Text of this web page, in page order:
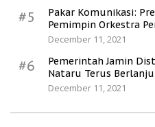
#5
Pakar Komunikasi:
Pemimpin Orkestra
December 11, 2021
#6
Pemerintah Jamin
Nataru Terus
December 11, 2021